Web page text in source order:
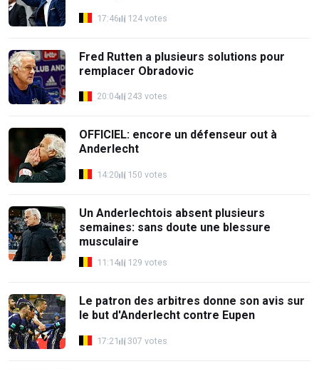
17:46 124 votes
Fred Rutten a plusieurs solutions pour
remplacer Obradovic
20:04 243 votes
OFFICIEL: encore un défenseur out à
Anderlecht
14:20 150 votes
Un Anderlechtois absent plusieurs
semaines: sans doute une blessure
musculaire
11:14 129 votes
Le patron des arbitres donne son avis sur
le but d'Anderlecht contre Eupen
17:21 307 votes